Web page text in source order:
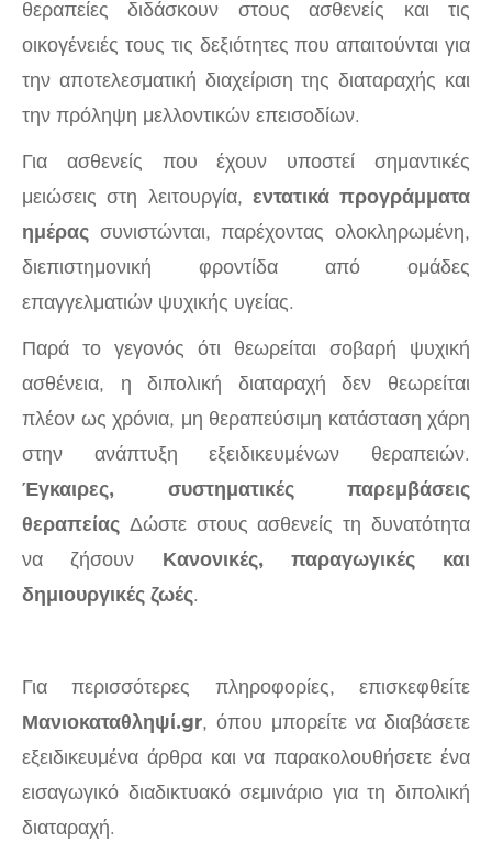
θεραπείες διδάσκουν στους ασθενείς και τις
οικογένειές τους τις δεξιότητες που απαιτούνται για
την αποτελεσματική διαχείριση της διαταραχής και
την πρόληψη μελλοντικών επεισοδίων.
Για ασθενείς που έχουν υποστεί σημαντικές
μειώσεις στη λειτουργία, εντατικά προγράμματα
ημέρας συνιστώνται, παρέχοντας ολοκληρωμένη,
διεπιστημονική φροντίδα από ομάδες
επαγγελματιών ψυχικής υγείας.
Παρά το γεγονός ότι θεωρείται σοβαρή ψυχική
ασθένεια, η διπολική διαταραχή δεν θεωρείται
πλέον ως χρόνια, μη θεραπεύσιμη κατάσταση χάρη
στην ανάπτυξη εξειδικευμένων θεραπειών.
Έγκαιρες, συστηματικές παρεμβάσεις
θεραπείας Δώστε στους ασθενείς τη δυνατότητα
να ζήσουν
Κανονικές, παραγωγικές και
δημιουργικές ζωές.
Για περισσότερες πληροφορίες, επισκεφθείτε
Μανιοκαταθληψί.gr, όπου μπορείτε να διαβάσετε
εξειδικευμένα άρθρα και να παρακολουθήσετε ένα
εισαγωγικό διαδικτυακό σεμινάριο για τη διπολική
διαταραχή.